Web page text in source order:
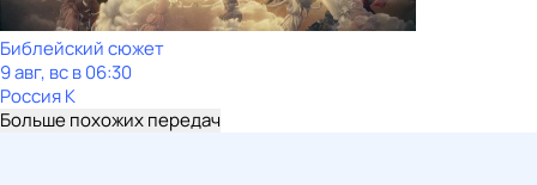
Библейский сюжет
9 авг, вс в 06:30
Россия К
Больше похожих передач